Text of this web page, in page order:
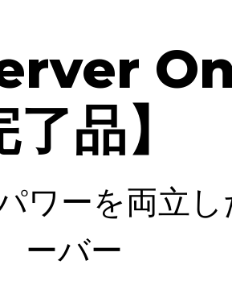
了品】
ワーを両立
ーバー